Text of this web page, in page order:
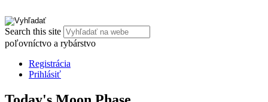
Search this site
poľovníctvo a rybárstvo
Registrácia
Prihlásiť